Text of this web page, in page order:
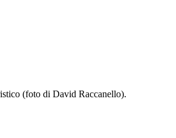
(foto di David Raccanello).